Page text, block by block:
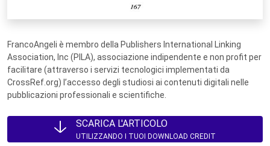
FrancoAngeli è membro della Publishers International Linking
Association, Inc (PILA), associazione indipendente e non profit per
facilitare (attraverso i servizi tecnologici implementati da
CrossRef.org) l’accesso degli studiosi ai contenuti digitali nelle
pubblicazioni professionali e scientifiche.
SCARICA L'ARTICOLO
UTILIZZANDO I TUOI DOWNLOAD CREDIT